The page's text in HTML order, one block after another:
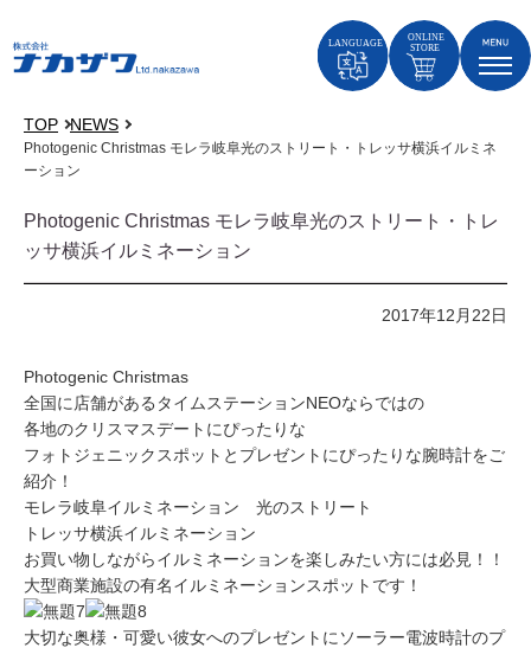
TOP NEWS
Photogenic Christmas モレラ岐阜光のストリート・トレッサ横浜イルミネ
ーション
Photogenic Christmas モレラ岐阜光のストリート・トレ
ッサ横浜イルミネーション
2017年12月22日
Photogenic Christmas
全国に店舗があるタイムステーションNEOならではの
各地のクリスマスデートにぴったりな
フォトジェニックスポットとプレゼントにぴったりな腕時計をご
紹介！
モレラ岐阜イルミネーション 光のストリート
トレッサ横浜イルミネーション
お買い物しながらイルミネーションを楽しみたい方には必見！！
大型商業施設の有名イルミネーションスポットです！
大切な奥様・可愛い彼女へのプレゼントにソーラー電波時計のプ